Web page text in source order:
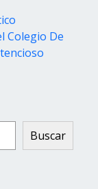
Colegio De
Buscar